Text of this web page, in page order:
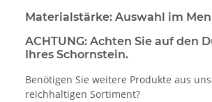
Materialstärke: Auswahl im
ACHTUNG: Achten Sie auf den
Ihres Schornstein.
Benötigen Sie weitere Produkte aus
reichhaltigen Sortiment?